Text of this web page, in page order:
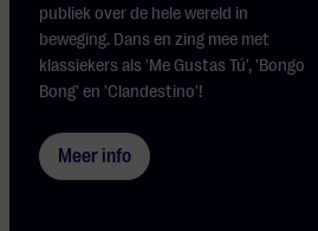
publiek over de hele wereld in
beweging. Dans en zing mee met
klassiekers als 'Me Gustas Tú', 'Bongo
Bong' en 'Clandestino'!
Meer info